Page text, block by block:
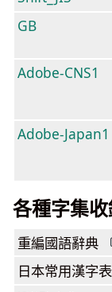
GB
Adobe-CNS1
Adobe-Japan1
各種字集
重編國語辭典
日本常用漢字表